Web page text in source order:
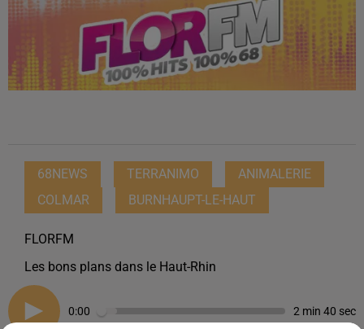
68NEWS TERRANIMO
ANIMALERIE
COLMAR
BURNHAUPT-LE-HAUT
FLORFM
Les bons plans dans le Haut-Rhin
0:00 2 min 40 sec